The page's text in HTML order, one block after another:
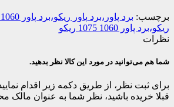
برچسب:
ریکو،برد پاور 1060 1075 ریکو
نظرات
شما هم می‌توانید در مورد این کالا نظر بدهید.
برای ثبت نظر، از طریق دکمه زیر اقدام
قبلا خریده باشید، نظر شما به عنوان